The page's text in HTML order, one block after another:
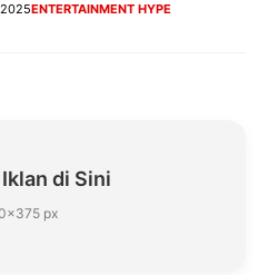
ENTERTAINMENT HYPE
di Sini
px